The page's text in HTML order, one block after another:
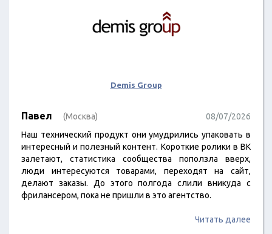
Demis Group
Павел (Москва)
08/07/2026
Наш технический продукт они умудрились упаковать в
интересный и полезный контент. Короткие ролики в ВК
залетают, статистика сообщества поползла вверх,
люди интересуются товарами, переходят на сайт,
делают заказы. До этого полгода слили вникуда с
фрилансером, пока не пришли в это агентство.
Читать далее